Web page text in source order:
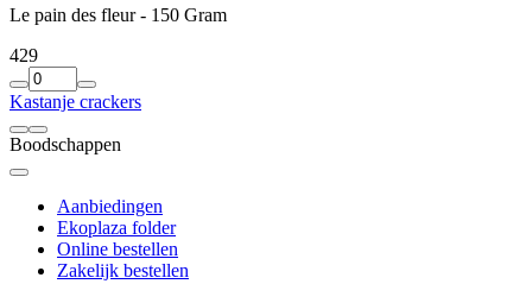
Le pain des fleur - 150 Gram
429
Kastanje crackers
Boodschappen
Aanbiedingen
Ekoplaza folder
Online bestellen
Zakelijk bestellen